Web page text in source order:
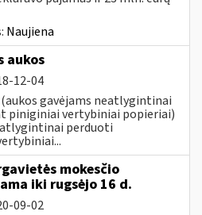
Naujiena
aukos
12-04
gavėjams neatlygintinai
piniginiai vertybiniai popieriai)
perduoti
mokesčio
iki rugsėjo 16 d.
09-02